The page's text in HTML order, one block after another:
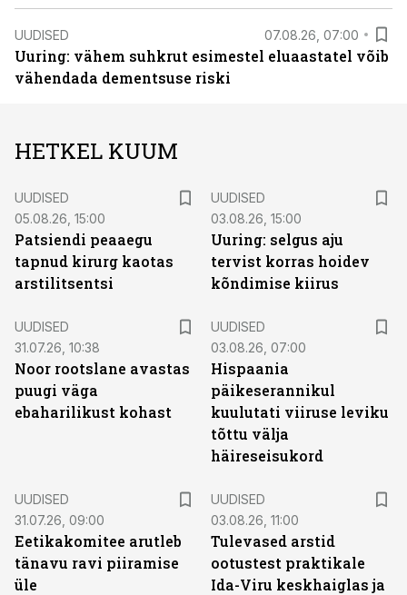
UUDISED 07.08.26, 07:00
Uuring: vähem suhkrut esimestel eluaastatel võib
vähendada dementsuse riski
HETKEL KUUM
UUDISED
05.08.26, 15:00
Patsiendi peaaegu
tapnud kirurg kaotas
arstilitsentsi
UUDISED
03.08.26, 15:00
Uuring: selgus aju
tervist korras hoidev
kõndimise kiirus
UUDISED
31.07.26, 10:38
Noor rootslane avastas
puugi väga
ebaharilikust kohast
UUDISED
03.08.26, 07:00
Hispaania
päikeserannikul
kuulutati viiruse leviku
tõttu välja
häireseisukord
UUDISED
31.07.26, 09:00
Eetikakomitee arutleb
tänavu ravi piiramise
üle
UUDISED
03.08.26, 11:00
Tulevased arstid
ootustest praktikale
Ida-Viru keskhaiglas ja